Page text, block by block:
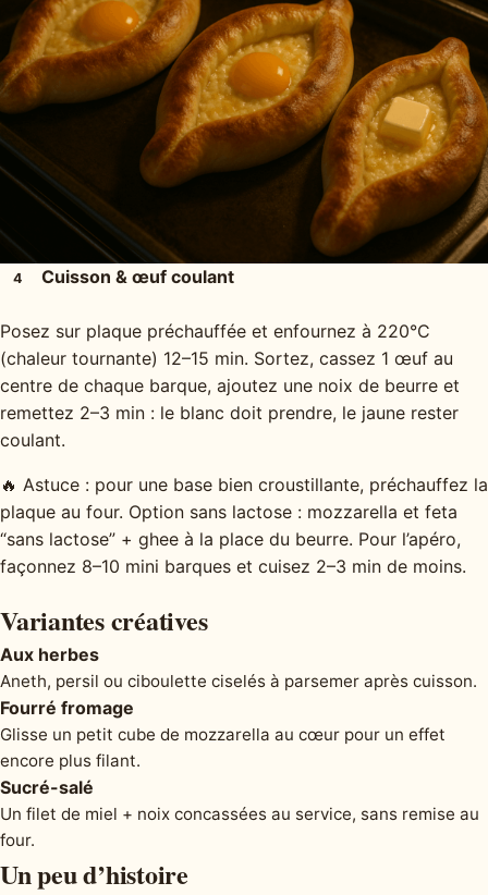
4 Cuisson & œuf coulant
Posez sur plaque préchauffée et enfournez à 220°C
(chaleur tournante) 12–15 min. Sortez, cassez 1 œuf au
centre de chaque barque, ajoutez une noix de beurre et
remettez 2–3 min : le blanc doit prendre, le jaune rester
coulant.
🔥 Astuce : pour une base bien croustillante, préchauffez la
plaque au four. Option sans lactose : mozzarella et feta
“sans lactose” + ghee à la place du beurre. Pour l’apéro,
façonnez 8–10 mini barques et cuisez 2–3 min de moins.
Variantes créatives
Aux herbes
Aneth, persil ou ciboulette ciselés à parsemer après cuisson.
Fourré fromage
Glisse un petit cube de mozzarella au cœur pour un effet
encore plus filant.
Sucré-salé
Un filet de miel + noix concassées au service, sans remise au
four.
Un peu d’histoire